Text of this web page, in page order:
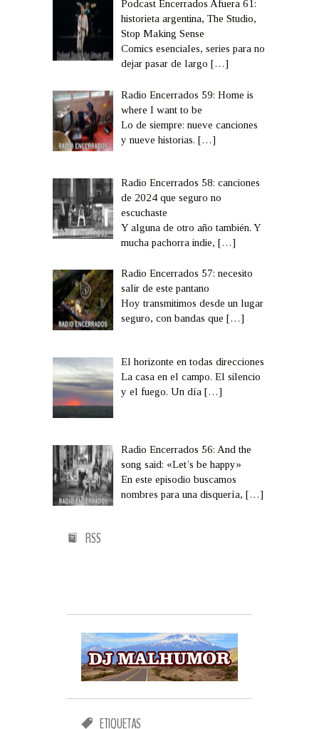
Podcast Encerrados Afuera 61:
historieta argentina, The Studio,
Stop Making Sense
Comics esenciales, series para no
dejar pasar de largo[…]
Radio Encerrados 59: Home is
where I want to be
Lo de siempre: nueve canciones
y nueve historias.[…]
Radio Encerrados 58: canciones
de 2024 que seguro no
escuchaste
Y alguna de otro año también. Y
mucha pachorra indie,[…]
Radio Encerrados 57: necesito
salir de este pantano
Hoy transmitimos desde un lugar
seguro, con bandas que[…]
El horizonte en todas direcciones
La casa en el campo. El silencio
y el fuego. Un día[…]
Radio Encerrados 56: And the
song said: «Let’s be happy»
En este episodio buscamos
nombres para una disquería,[…]
RSS
ETIQUETAS